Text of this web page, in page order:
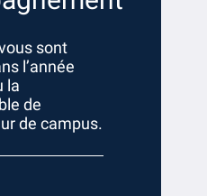
sont
l’année
la
de
de campus.